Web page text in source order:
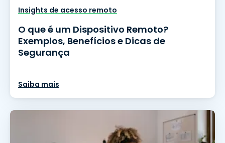
Insights de acesso remoto
O que é um Dispositivo Remoto?
Exemplos, Benefícios e Dicas de
Segurança
Saiba mais